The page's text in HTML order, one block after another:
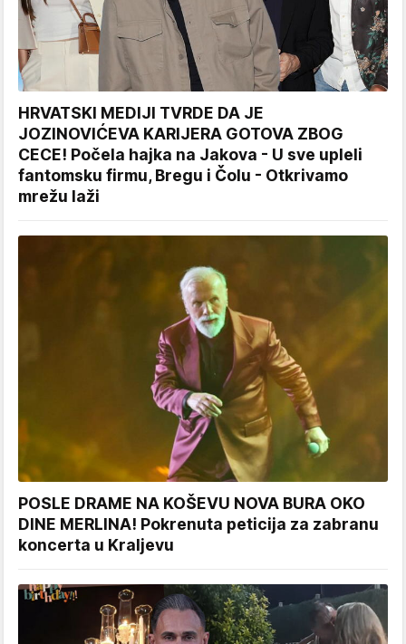
HRVATSKI MEDIJI TVRDE DA JE
JOZINOVIĆEVA KARIJERA GOTOVA ZBOG
CECE! Počela hajka na Jakova - U sve upleli
fantomsku firmu, Bregu i Čolu - Otkrivamo
mrežu laži
POSLE DRAME NA KOŠEVU NOVA BURA OKO
DINE MERLINA! Pokrenuta peticija za zabranu
koncerta u Kraljevu